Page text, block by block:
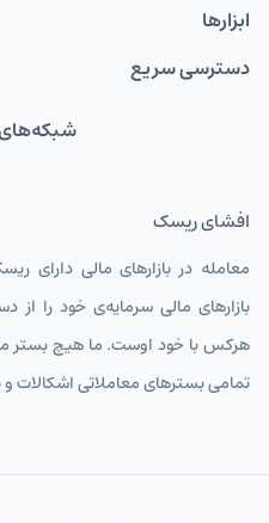
ابزارها
دسترسی سریع
افشای ریسک
معامله در بازارهای مالی دارای
بازارهای مالی سرمایه‌ی خود را
هرکس با خود اوست. ما هیچ بستر
تمامی بسترهای معاملاتی اشکالات و